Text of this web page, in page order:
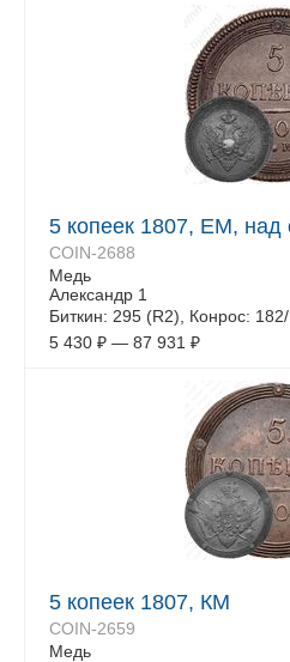
5 копеек 1807, ЕМ, над
COIN-2688
Медь
Александр 1
Биткин: 295 (R2), Конрос:
5 430 ₽ — 87 931 ₽
5 копеек 1807, КМ
COIN-2659
Медь